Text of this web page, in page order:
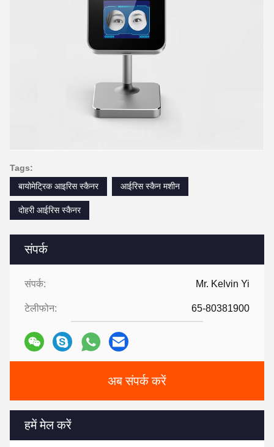
संपर्क
संपर्क: Mr. Kelvin Yi
टेलीफोन: 65-80381900
अब संपर्क करें
हमें मेल करें
Tags:
बायोमेट्रिक आइरिस स्कैनर
आईरिस स्कैन मशीन
दोहरी आईरिस स्कैनर